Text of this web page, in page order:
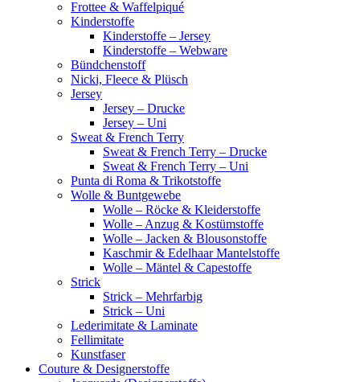
Frottee & Waffelpiqué
Kinderstoffe
Kinderstoffe – Jersey
Kinderstoffe – Webware
Bündchenstoff
Nicki, Fleece & Plüsch
Jersey
Jersey – Drucke
Jersey – Uni
Sweat & French Terry
Sweat & French Terry – Drucke
Sweat & French Terry – Uni
Punta di Roma & Trikotstoffe
Wolle & Buntgewebe
Wolle – Röcke & Kleiderstoffe
Wolle – Anzug & Kostümstoffe
Wolle – Jacken & Blousonstoffe
Kaschmir & Edelhaar Mantelstoffe
Wolle – Mäntel & Capestoffe
Strick
Strick – Mehrfarbig
Strick – Uni
Lederimitate & Laminate
Fellimitate
Kunstfaser
Couture & Designerstoffe